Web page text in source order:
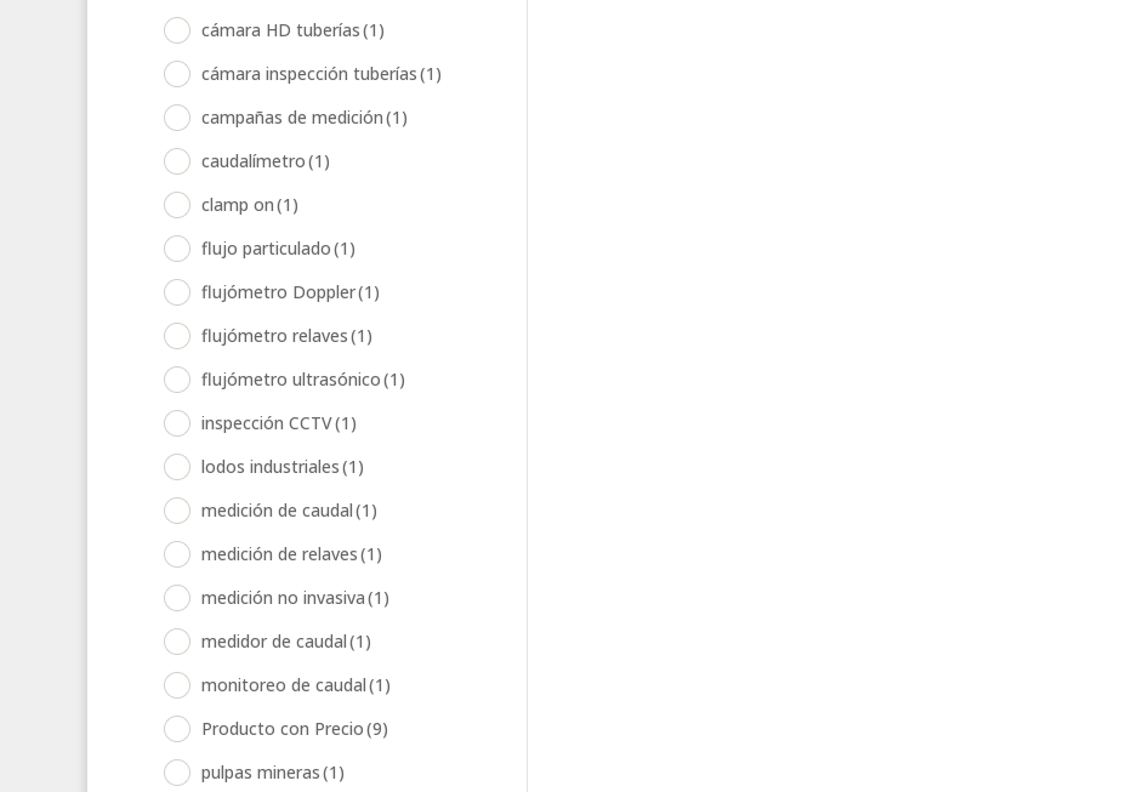
cámara HD tuberías(1)
cámara inspección tuberías(1)
campañas de medición(1)
caudalímetro(1)
clamp on(1)
flujo particulado(1)
flujómetro Doppler(1)
flujómetro relaves(1)
flujómetro ultrasónico(1)
inspección CCTV(1)
lodos industriales(1)
medición de caudal(1)
medición de relaves(1)
medición no invasiva(1)
medidor de caudal(1)
monitoreo de caudal(1)
Producto con Precio(9)
pulpas mineras(1)